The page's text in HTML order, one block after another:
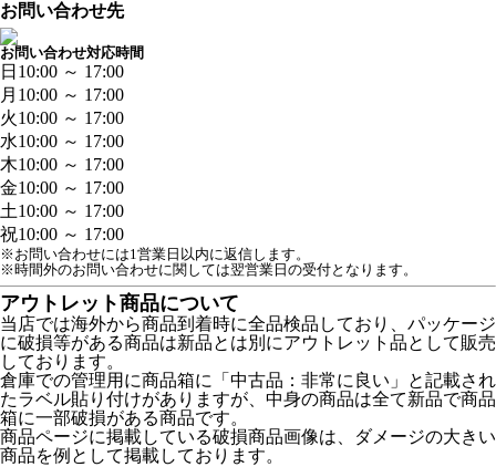
お問い合わせ先
お問い合わせ対応時間
日 10:00 ～ 17:00
月 10:00 ～ 17:00
火10:00 ～ 17:00
水10:00 ～ 17:00
木10:00 ～ 17:00
金10:00 ～ 17:00
土10:00 ～ 17:00
祝10:00 ～ 17:00
※お問い合わせには1営業日以内に返信します。
※時間外のお問い合わせに関しては翌営業日の受付となります。
アウトレット商品について
当店では海外から商品到着時に全品検品しており、パッケージ
に破損等がある商品は新品とは別にアウトレット品として販売
しております。
倉庫での管理用に商品箱に「中古品：非常に良い」と記載され
たラベル貼り付けがありますが、中身の商品は全て新品で商品
箱に一部破損がある商品です。
商品ページに掲載している破損商品画像は、ダメージの大きい
商品を例として掲載しております。